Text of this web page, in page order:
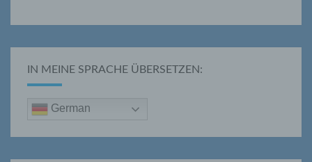
IN MEINE SPRACHE ÜBERSETZEN:
German